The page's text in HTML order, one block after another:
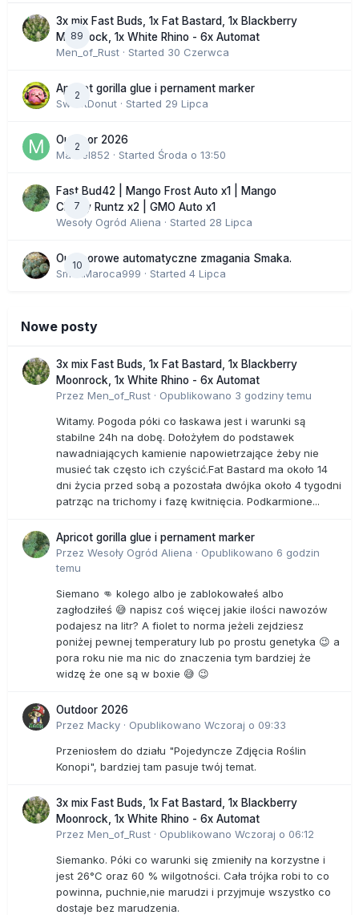
89
3x mix Fast Buds, 1x Fat Bastard, 1x Blackberry
Moonrock, 1x White Rhino - 6x Automat
Men_of_Rust · Started 30 Czerwca
2
Apricot gorilla glue i pernament marker
SweetDonut · Started 29 Lipca
2
Outdoor 2026
Marcel852 · Started Środa o 13:50
7
Fast Bud42 | Mango Frost Auto x1 | Mango
Cherry Runtz x2 | GMO Auto x1
Wesoły Ogród Aliena · Started 28 Lipca
10
Outdoorowe automatyczne zmagania Smaka.
SmakMaroca999 · Started 4 Lipca
Nowe posty
3x mix Fast Buds, 1x Fat Bastard, 1x Blackberry
Moonrock, 1x White Rhino - 6x Automat
Przez Men_of_Rust · Opublikowano 3 godziny temu
Witamy. Pogoda póki co łaskawa jest i warunki są
stabilne 24h na dobę. Dołożyłem do podstawek
nawadniających kamienie napowietrzające żeby nie
musieć tak często ich czyścić.Fat Bastard ma około 14
dni życia przed sobą a pozostała dwójka około 4 tygodni
patrząc na trichomy i fazę kwitnięcia. Podkarmione...
Apricot gorilla glue i pernament marker
Przez Wesoły Ogród Aliena · Opublikowano 6 godzin
temu
Siemano 👊 kolego albo je zablokowałeś albo
zagłodziłeś 😅 napisz coś więcej jakie ilości nawozów
podajesz na litr? A fiolet to norma jeżeli zejdziesz
poniżej pewnej temperatury lub po prostu genetyka 😉 a
pora roku nie ma nic do znaczenia tym bardziej że
widzę że one są w boxie 😅 😉
Outdoor 2026
Przez Macky · Opublikowano Wczoraj o 09:33
Przeniosłem do działu "Pojedyncze Zdjęcia Roślin
Konopi", bardziej tam pasuje twój temat.
3x mix Fast Buds, 1x Fat Bastard, 1x Blackberry
Moonrock, 1x White Rhino - 6x Automat
Przez Men_of_Rust · Opublikowano Wczoraj o 06:12
Siemanko. Póki co warunki się zmieniły na korzystne i
jest 26°C oraz 60 % wilgotności. Cała trójka robi to co
powinna, puchnie,nie marudzi i przyjmuje wszystko co
dostaje bez marudzenia.